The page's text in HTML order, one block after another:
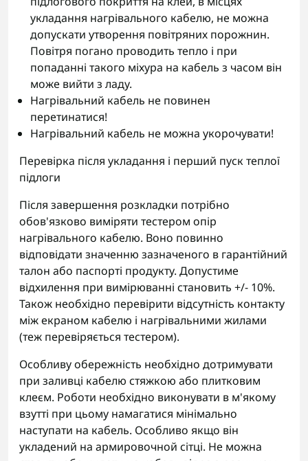
укладання нагрівального кабелю, не можна
допускати утворення повітряних порожнин.
Повітря погано проводить тепло і при
попаданні такого міхура на кабель з часом він
може вийти з ладу.
Нагрівальний кабель не повинен
перетинатися!
Нагрівальний кабель не можна укорочувати!
Перевірка після укладання і перший пуск теплої
підлоги
Після завершення розкладки потрібно
обов'язково виміряти тестером опір
нагрівального кабелю. Воно повинно
відповідати значенню зазначеного в гарантійний
талон або паспорті продукту. Допустиме
відхилення при вимірюванні становить +/- 10%.
Також необхідно перевірити відсутність контакту
між екраном кабелю і нагрівальними жилами
(теж перевіряється тестером).
Особливу обережність необхідно дотримувати
при заливці кабелю стяжкою або плитковим
клеєм. Роботи необхідно виконувати в м'якому
взутті при цьому намагатися мінімально
наступати на кабель. Особливо якщо він
укладений на армировочной сітці. Не можна